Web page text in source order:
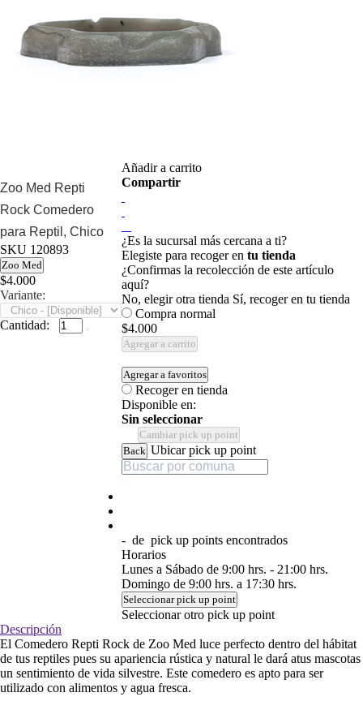
Zoo Med Repti
Rock Comedero
para Reptil, Chico
SKU 120893
Zoo Med
$4.000
Variante:
Cantidad:
Añadir a carrito
Compartir
¿Es la sucursal más cercana a ti?
Elegiste para recoger en tu tienda
¿Confirmas la recolección de este artículo
aquí?
No, elegir otra tienda Sí, recoger en tu tienda
Compra normal
$4.000
Agregar a carrito
Agregar a favoritos
Recoger en tienda
Disponible en:
Sin seleccionar
Cambiar pick up point
Back Ubicar pick up point
- de pick up points encontrados
Horarios
Lunes a Sábado de 9:00 hrs. - 21:00 hrs.
Domingo de 9:00 hrs. a 17:30 hrs.
Seleccionar pick up point
Seleccionar otro pick up point
Descripción
El Comedero Repti Rock de Zoo Med luce perfecto dentro del hábitat
de tus reptiles pues su apariencia rústica y natural le dará atus mascotas
un sentimiento de vida silvestre. Este comedero es apto para ser
utilizado con alimentos y agua fresca.